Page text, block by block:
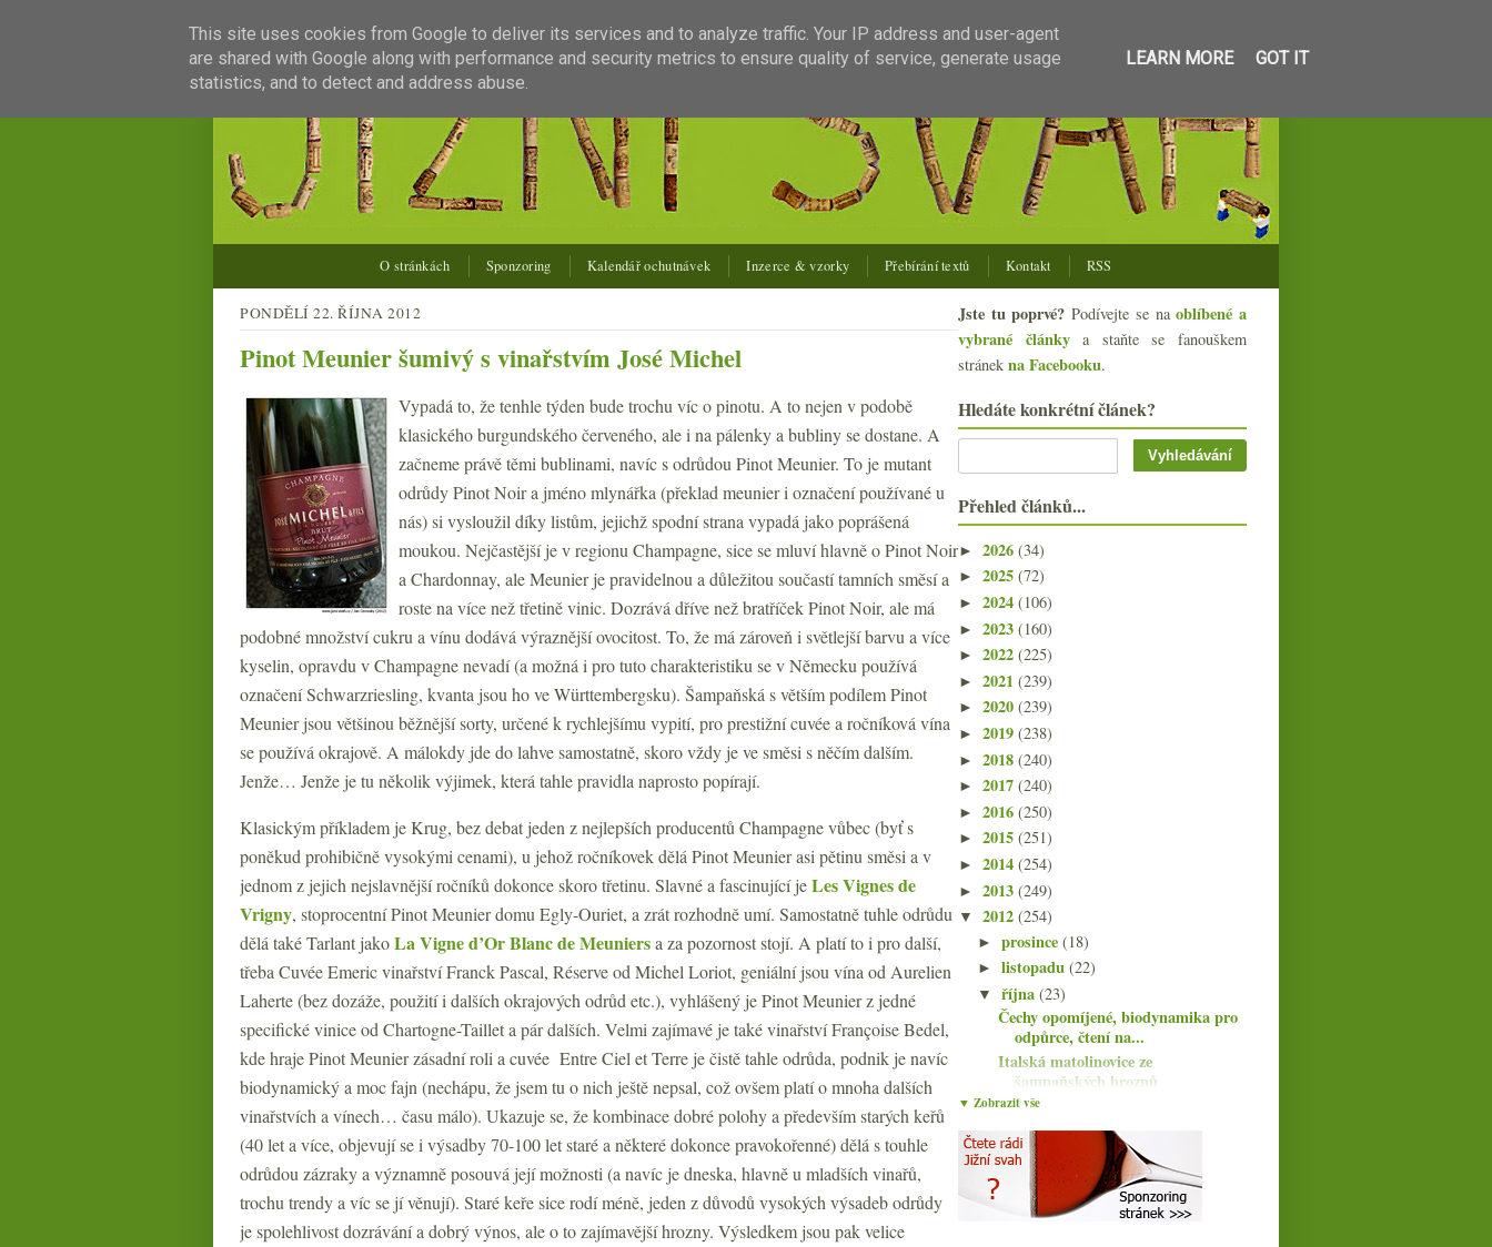
O stránkách Sponzoring Kalendář ochutnávek Inzerce & vzorky Přebírání textů Kontakt RSS
PONDĚLÍ 22. ŘÍJNA 2012
Pinot Meunier šumivý s vinařstvím José Michel
Vypadá to, že tenhle týden bude trochu víc o pinotu. A to nejen v podobě
klasického burgundského červeného, ale i na pálenky a bubliny se dostane. A
začneme právě těmi bublinami, navíc s odrůdou Pinot Meunier. To je mutant
odrůdy Pinot Noir a jméno mlynářka (překlad meunier i označení používané u
nás) si vysloužil díky listům, jejichž spodní strana vypadá jako poprášená
moukou. Nejčastější je v regionu Champagne, sice se mluví hlavně o Pinot Noir
a Chardonnay, ale Meunier je pravidelnou a důležitou součastí tamních směsí a
roste na více než třetině vinic. Dozrává dříve než bratříček Pinot Noir, ale má
podobné množství cukru a vínu dodává výraznější ovocitost. To, že má zároveň i světlejší barvu a více
kyselin, opravdu v Champagne nevadí (a možná i pro tuto charakteristiku se v Německu používá
označení Schwarzriesling, kvanta jsou ho ve Württembergsku). Šampaňská s větším podílem Pinot
Meunier jsou většinou běžnější sorty, určené k rychlejšímu vypití, pro prestižní cuvée a ročníková vína
se používá okrajově. A málokdy jde do lahve samostatně, skoro vždy je ve směsi s něčím dalším.
Jenže… Jenže je tu několik výjimek, která tahle pravidla naprosto popírají.
Klasickým příkladem je Krug, bez debat jeden z nejlepších producentů Champagne vůbec (byť s
poněkud prohibičně vysokými cenami), u jehož ročníkovek dělá Pinot Meunier asi pětinu směsi a v
jednom z jejich nejslavnější ročníků dokonce skoro třetinu. Slavné a fascinující jeLes Vignes de
Vrigny, stoprocentní Pinot Meunier domu Egly-Ouriet, a zrát rozhodně umí. Samostatně tuhle odrůdu
dělá také Tarlant jakoLa Vigne d’Or Blanc de Meuniersa za pozornost stojí. A platí to i pro další,
třeba Cuvée Emeric vinařství Franck Pascal, Réserve od Michel Loriot, geniální jsou vína od Aurelien
Laherte (bez dozáže, použití i dalších okrajových odrůd etc.), vyhlášený je Pinot Meunier z jedné
specifické vinice od Chartogne-Taillet a pár dalších. Velmi zajímavé je také vinařství Françoise Bedel,
kde hraje Pinot Meunier zásadní roli a cuvée Entre Ciel et Terre je čistě tahle odrůda, podnik je navíc
biodynamický a moc fajn (nechápu, že jsem tu o nich ještě nepsal, což ovšem platí o mnoha dalších
vinařstvích a vínech… času málo). Ukazuje se, že kombinace dobré polohy a především starých keřů
(40 let a více, objevují se i výsadby 70-100 let staré a některé dokonce pravokořenné) dělá s touhle
odrůdou zázraky a významně posouvá její možnosti (a navíc je dneska, hlavně u mladších vinařů,
trochu trendy a víc se jí věnují). Staré keře sice rodí méně, jeden z důvodů vysokých výsadeb odrůdy
je spolehlivost dozrávání a dobrý výnos, ale o to zajímavější hrozny. Výsledkem jsou pak velice
Jste tu poprvé? Podívejte se naoblíbené a
vybrané článkya staňte se fanouškem
stránek na Facebooku.
Hledáte konkrétní článek?
Přehled článků...
► 2026 (34)
► 2025 (72)
► 2024 (106)
► 2023 (160)
► 2022 (225)
► 2021 (239)
► 2020 (239)
► 2019 (238)
► 2018 (240)
► 2017 (240)
► 2016 (250)
► 2015 (251)
► 2014 (254)
► 2013 (249)
▼ 2012 (254)
►prosince(18)
►listopadu(22)
▼října(23)
Čechy opomíjené, biodynamika pro
odpůrce, čtení na...
Italská matolinovice ze
šampaňských hroznů
Kolaudační popíjení pár fajn vín z
Moravy
Italské DOC(G) plastové, den
šampaňského a asijské...
Kravák co nechutnal jako kravina
O staletích tradic nad pinotem z
▼ Zobrazit vše
This site uses cookies from Google to deliver its services and to analyze traffic. Your IP address and user-agent
are shared with Google along with performance and security metrics to ensure quality of service, generate usage
statistics, and to detect and address abuse.
LEARN MORE GOT IT